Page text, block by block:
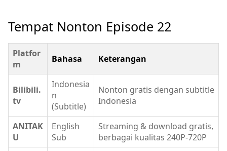
Tempat Nonton Episode 22
Platfor
m
Bahasa Keterangan
Bilibili.
tv
Indonesia
n
(Subtitle)
Nonton gratis dengan subtitle
Indonesia
ANITAK
U
English
Sub
Streaming & download gratis,
berbagai kualitas 240P-720P